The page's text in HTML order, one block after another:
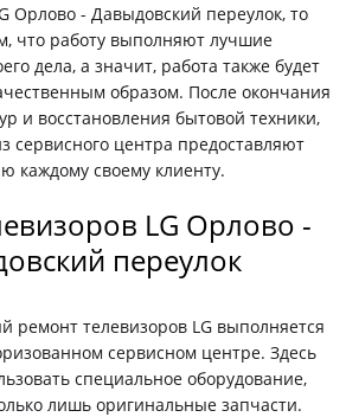
Орлово - Давыдовский переулок, то
что работу выполняют лучшие
дела, а значит, работа также будет
образом. После окончания
и восстановления бытовой техники,
сервисного центра предоставляют
каждому своему клиенту.
LG Орлово -
переулок
ремонт телевизоров LG выполняется
сервисном центре. Здесь
специальное оборудование,
лишь оригинальные запчасти.